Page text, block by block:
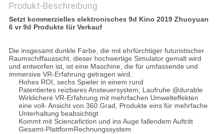
Produkt-Beschreibung
Setzt kommerzielles elektronisches 9d Kino 2019 Zhuoyuan
6 vr 9d Produkte für Verkauf
Die insgesamt dunkle Farbe, die mit ehrfürchtiger futuristischer
Raumschiffaussicht, dieser hochwertige Simulator gemalt wird
und entworfen ist, ist eine Maschine, die für umfassende und
immersive VR-Erfahrung getragen wird.
Hohes ROI, sechs Spieler in einem rund
Patentiertes reizbares Ansteuersystem, Laufruhe @durable
Wirklichere VR-Erfahrung mit mehrfachen Umwelteffekten
eine voll- Ansicht von 360 Grad, Produkte eins für mehrfache
Unterhaltung beabsichtigt
Kommt mit Sciencefiction und ins Auge fallendem Auftritt
Gesamt-PlattformRechnungssystem